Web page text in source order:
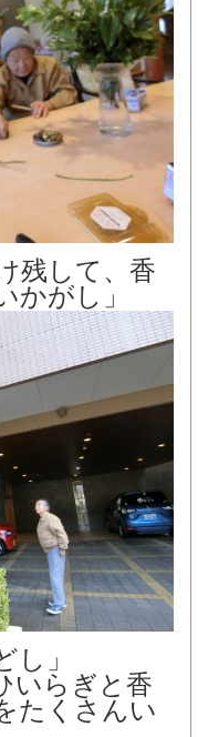
残して、香
かがし」
し」
いらぎと香
たくさんい